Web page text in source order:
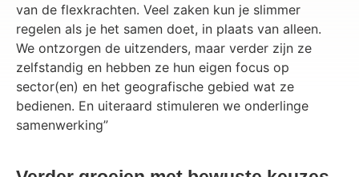
van de flexkrachten. Veel zaken kun je slimmer
regelen als je het samen doet, in plaats van alleen.
We ontzorgen de uitzenders, maar verder zijn ze
zelfstandig en hebben ze hun eigen focus op
sector(en) en het geografische gebied wat ze
bedienen. En uiteraard stimuleren we onderlinge
samenwerking”